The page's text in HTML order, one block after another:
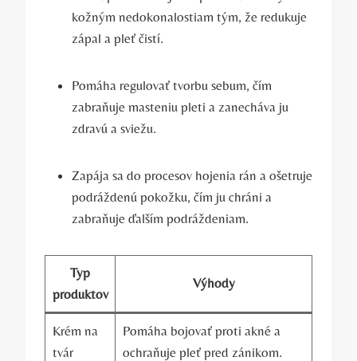
kožným nedokonalostiam tým, že redukuje
zápal a pleť čistí.
Pomáha regulovať tvorbu sebum, čím
zabraňuje masteniu pleti a zanecháva ju
zdravú a sviežu.
Zapája sa do procesov hojenia rán a ošetruje
podráždenú pokožku, čím ju chráni a
zabraňuje ďalším podráždeniam.
Typ
produktov
Výhody
Krém na
tvár
Pomáha bojovať proti akné a
ochraňuje pleť pred zánikom.